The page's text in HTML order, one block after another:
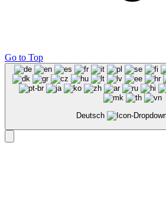
Go to Top
Deutsch